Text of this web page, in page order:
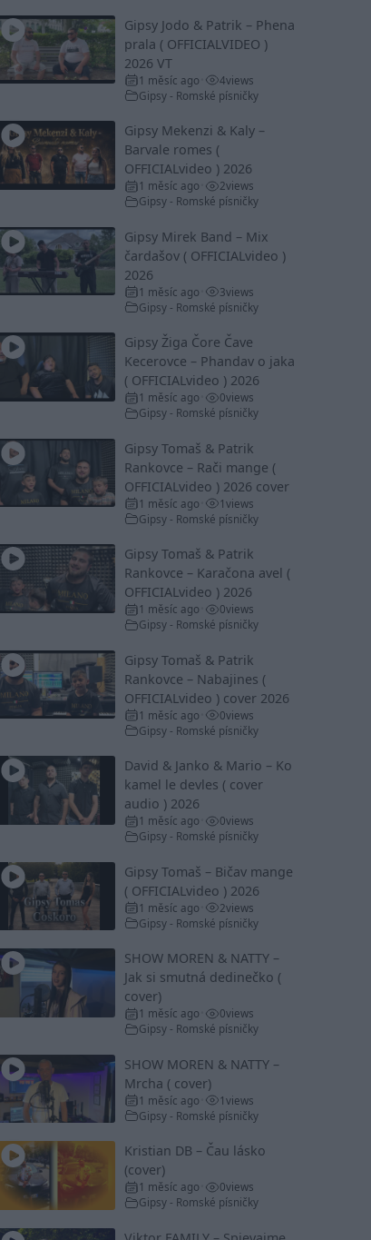
Gipsy Jodo & Patrik – Phena
prala ( OFFICIALVIDEO )
2026 VT
1 měsíc ago 4views
Gipsy - Romské písničky
Gipsy Mekenzi & Kaly –
Barvale romes (
OFFICIALvideo ) 2026
1 měsíc ago 2views
Gipsy - Romské písničky
Gipsy Mirek Band – Mix
čardašov ( OFFICIALvideo )
2026
1 měsíc ago 3views
Gipsy - Romské písničky
Gipsy Žiga Čore Čave
Kecerovce – Phandav o jaka
( OFFICIALvideo ) 2026
1 měsíc ago 0views
Gipsy - Romské písničky
Gipsy Tomaš & Patrik
Rankovce – Rači mange (
OFFICIALvideo ) 2026 cover
1 měsíc ago 1views
Gipsy - Romské písničky
Gipsy Tomaš & Patrik
Rankovce – Karačona avel (
OFFICIALvideo ) 2026
1 měsíc ago 0views
Gipsy - Romské písničky
Gipsy Tomaš & Patrik
Rankovce – Nabajines (
OFFICIALvideo ) cover 2026
1 měsíc ago 0views
Gipsy - Romské písničky
David & Janko & Mario – Ko
kamel le devles ( cover
audio ) 2026
1 měsíc ago 0views
Gipsy - Romské písničky
Gipsy Tomaš – Bičav mange
( OFFICIALvideo ) 2026
1 měsíc ago 2views
Gipsy - Romské písničky
SHOW MOREN & NATTY –
Jak si smutná dedinečko (
cover)
1 měsíc ago 0views
Gipsy - Romské písničky
SHOW MOREN & NATTY –
Mrcha ( cover)
1 měsíc ago 1views
Gipsy - Romské písničky
Kristian DB – Čau lásko
(cover)
1 měsíc ago 0views
Gipsy - Romské písničky